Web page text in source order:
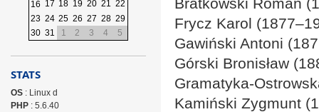
Frycz Karol
Gawiński Antoni
Górski Bronisław
Gramatyka-
Kamiński Zygmunt
16 17 18 19 20 21 22
23 24 25 26 27 28 29
30 31 1 2 3 4 5
STATS
OS: Linux d
PHP: 5.6.40